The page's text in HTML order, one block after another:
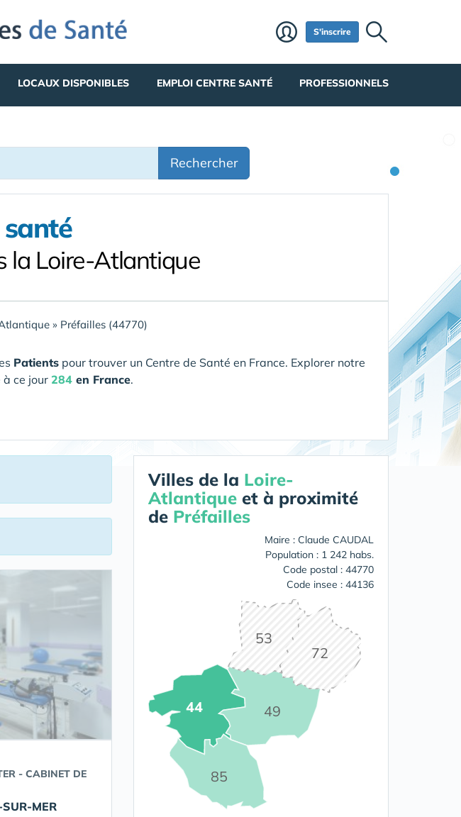
S'inscrire
LOCAUX DISPONIBLES EMPLOI CENTRE SANTÉ PROFESSIONNELS
Rechercher
la Loire-Atlantique
» Préfailles (44770)
Patients pour trouver un Centre de Santé en France. Explorer notre
à ce jour 284 en France.
- CABINET DE
MER
Villes de la Loire-
Atlantique et à proximité
de Préfailles
Maire : Claude CAUDAL
Population : 1 242 habs.
Code postal : 44770
Code insee : 44136
44 49
53
72
85